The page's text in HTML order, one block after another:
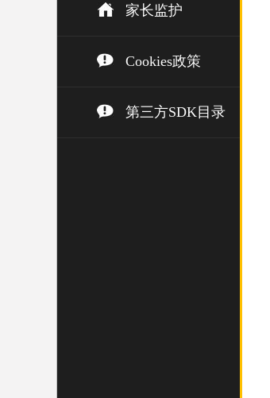
家长监护
Cookies政策
第三方SDK目录